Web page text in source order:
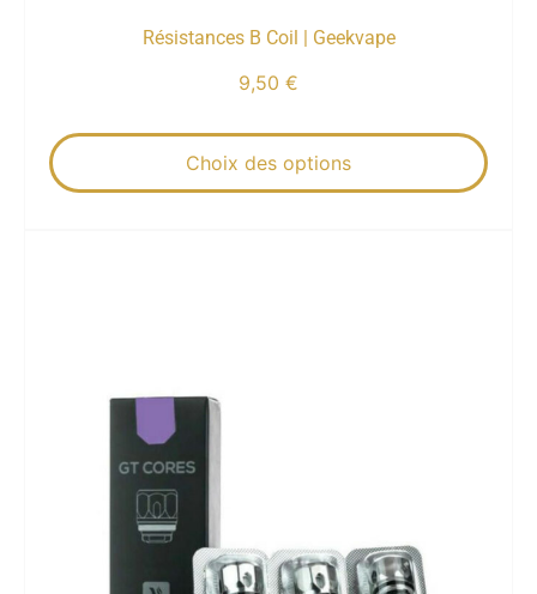
Résistances B Coil | Geekvape
9,50 €
Choix des options